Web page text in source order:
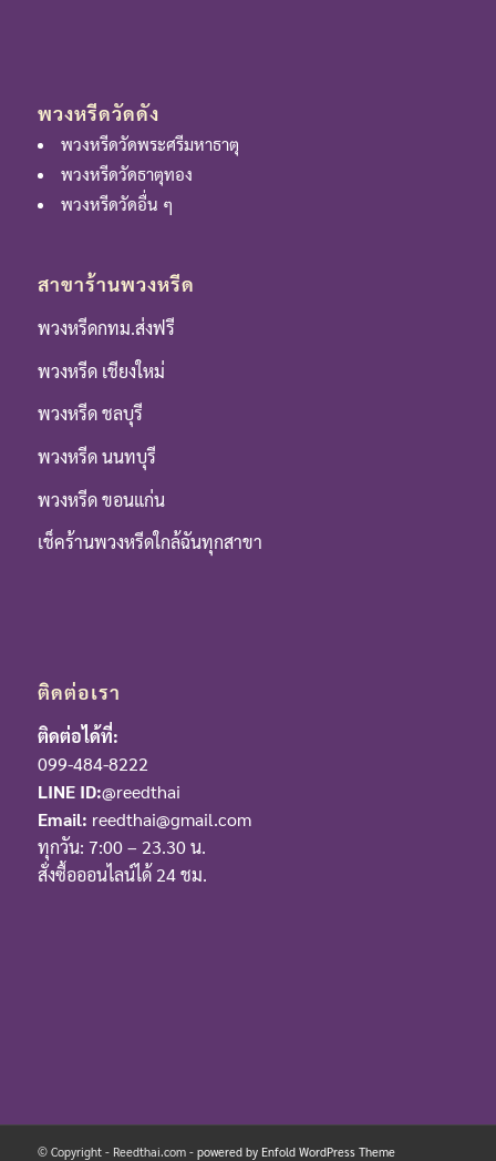
พวงหรีดวัดดัง
พวงหรีดวัดพระศรีมหาธาตุ
พวงหรีดวัดธาตุทอง
พวงหรีดวัดอื่น ๆ
สาขาร้านพวงหรีด
พวงหรีดกทม.ส่งฟรี
พวงหรีด เชียงใหม่
พวงหรีด ชลบุรี
พวงหรีด นนทบุรี
พวงหรีด ขอนแก่น
เช็คร้านพวงหรีดใกล้ฉันทุกสาขา
ติดต่อเรา
ติดต่อได้ที่:
099-484-8222
LINE ID:@reedthai
Email: reedthai@gmail.com
ทุกวัน: 7:00 – 23.30 น.
สั่งซื้อออนไลน์ได้ 24 ชม.
© Copyright - Reedthai.com - powered by Enfold WordPress Theme